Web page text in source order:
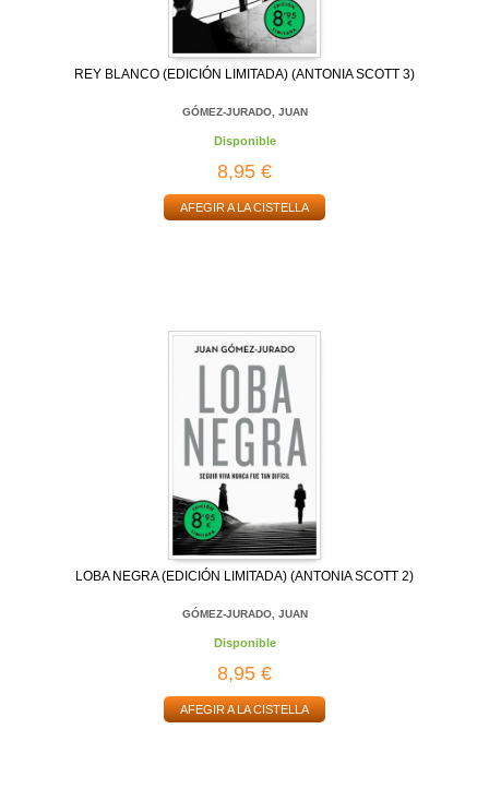
REY BLANCO (EDICIÓN LIMITADA) (ANTONIA SCOTT 3)
GÓMEZ-JURADO, JUAN
Disponible
8,95 €
AFEGIR A LA CISTELLA
LOBA NEGRA (EDICIÓN LIMITADA) (ANTONIA SCOTT 2)
GÓMEZ-JURADO, JUAN
Disponible
8,95 €
AFEGIR A LA CISTELLA